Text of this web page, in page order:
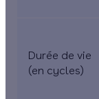
Durée de vie
(en cycles)